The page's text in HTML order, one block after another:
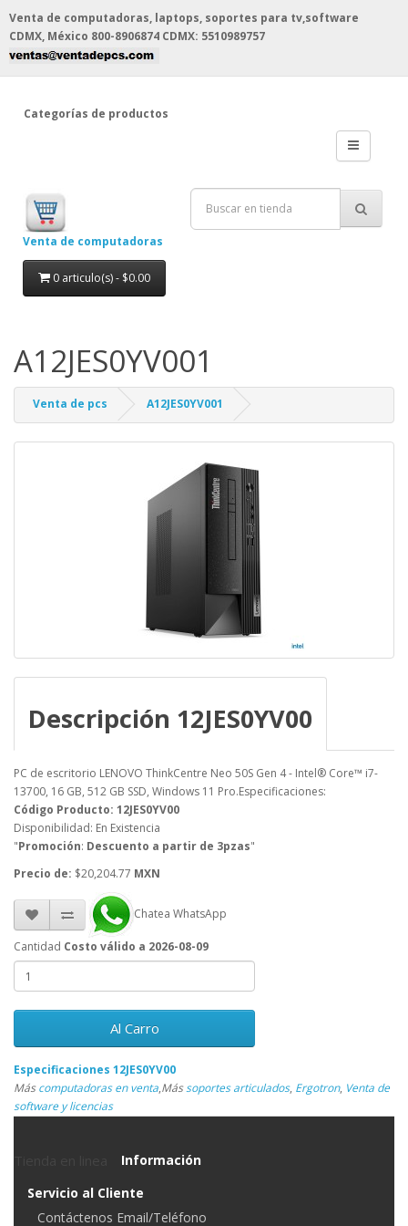
Venta de computadoras, laptops, soportes para tv,software
CDMX, México 800-8906874 CDMX: 5510989757
Categorías de productos
Venta de computadoras
0 articulo(s) - $0.00
A12JES0YV001
Venta de pcs A12JES0YV001
Descripción 12JES0YV00
PC de escritorio LENOVO ThinkCentre Neo 50S Gen 4 - Intel® Core™ i7-
13700, 16 GB, 512 GB SSD, Windows 11 Pro.Especificaciones:
Código Producto: 12JES0YV00
Disponibilidad: En Existencia
"Promoción: Descuento a partir de 3pzas"
Precio de: $20,204.77 MXN
Chatea WhatsApp
Cantidad Costo válido a 2026-08-09
Al Carro
Especificaciones 12JES0YV00
Máscomputadoras en venta,Mássoportes articulados, Ergotron, Venta de
software y licencias
Información
Servicio al Cliente
Contáctenos Email/Teléfono